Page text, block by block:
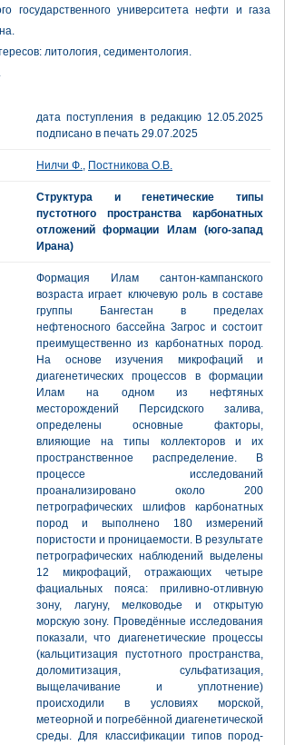
государственного университета нефти и газа
литология, седиментология.
дата поступления в редакцию 12.05.2025
подписано в печать 29.07.2025
Нилчи Ф., Постникова О.В.
Структура и генетические типы
пустотного пространства карбонатных
отложений формации Илам (юго-запад
Ирана)
Формация Илам сантон-кампанского
возраста играет ключевую роль в составе
группы Бангестан в пределах
нефтеносного бассейна Загрос и состоит
преимущественно из карбонатных пород.
На основе изучения микрофаций и
диагенетических процессов в формации
Илам на одном из нефтяных
месторождений Персидского залива,
определены основные факторы,
влияющие на типы коллекторов и их
пространственное распределение. В
процессе исследований
проанализировано около 200
петрографических шлифов карбонатных
пород и выполнено 180 измерений
пористости и проницаемости. В результате
петрографических наблюдений выделены
12 микрофаций, отражающих четыре
фациальных пояса: приливно-отливную
зону, лагуну, мелководье и открытую
морскую зону. Проведённые исследования
показали, что диагенетические процессы
(кальцитизация пустотного пространства,
доломитизация, сульфатизация,
выщелачивание и уплотнение)
происходили в условиях морской,
метеорной и погребённой диагенетической
среды. Для классификации типов пород-